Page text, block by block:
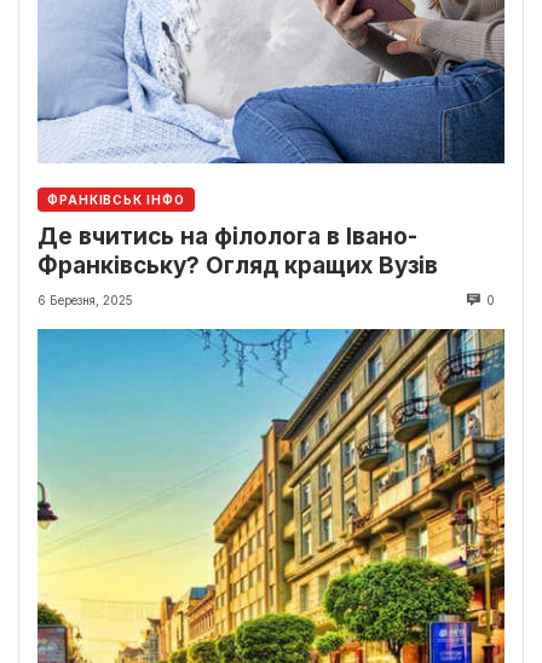
ФРАНКІВСЬК ІНФО
Де вчитись на філолога в Івано-
Франківську? Огляд кращих Вузів
6 Березня, 2025 0